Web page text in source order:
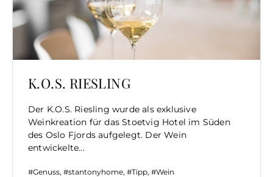
K.O.S. RIESLING
Der K.O.S. Riesling wurde als exklusive
Weinkreation für das Stoetvig Hotel im Süden
des Oslo Fjords aufgelegt. Der Wein
entwickelte...
Genuss, stantonyhome, Tipp, Wein